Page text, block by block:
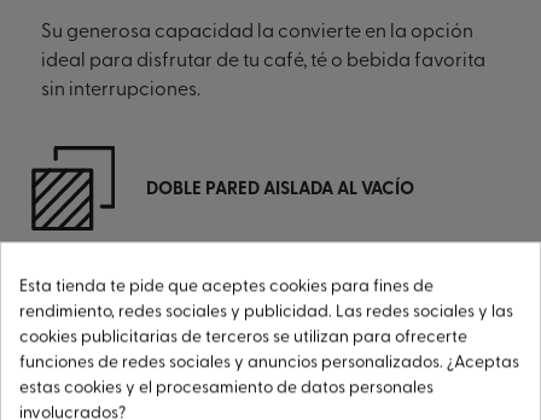
Su generosa capacidad la convierte en la opción
ideal para disfrutar de tu café, té o bebida favorita
sin interrupciones.
DOBLE PARED AISLADA AL VACÍO
NO ABSORBE OLORES NI SABORES
Esta tienda te pide que aceptes cookies para fines de
rendimiento, redes sociales y publicidad. Las redes sociales y las
cookies publicitarias de terceros se utilizan para ofrecerte
funciones de redes sociales y anuncios personalizados. ¿Aceptas
estas cookies y el procesamiento de datos personales
involucrados?